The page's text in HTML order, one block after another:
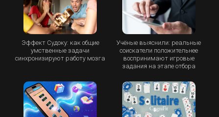
Эффект Судоку: как общие
умственные задачи
синхронизируют работу мозга
Учёные выяснили: реальные
соискатели положительнее
воспринимают игровые
задания на этапе отбора